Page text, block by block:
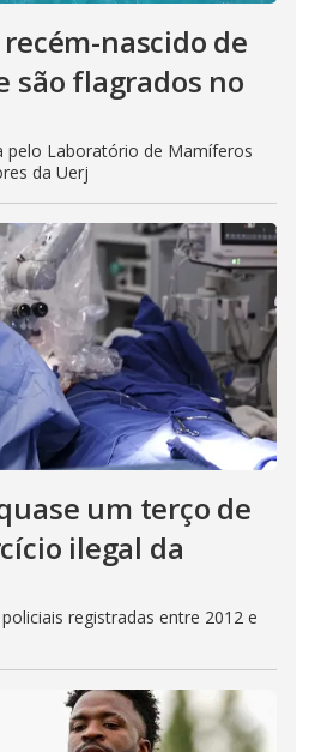
nascido de
são flagrados no
pelo Laboratório de Mamíferos
da Uerj
um terço de
ilegal da
registradas entre 2012 e